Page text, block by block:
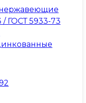
нержавеющие
/ ГОСТ 5933-73